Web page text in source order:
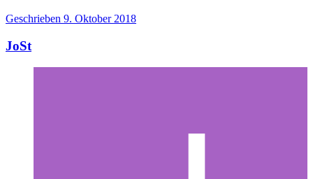
Geschrieben 9. Oktober 2018
JoSt